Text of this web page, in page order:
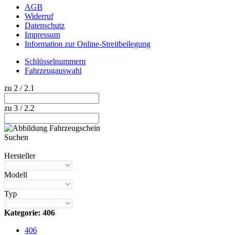
AGB
Widerruf
Datenschutz
Impressum
Information zur Online-Streitbeilegung
Schlüsselnummern
Fahrzeugauswahl
zu 2 / 2.1
zu 3 / 2.2
Suchen
Hersteller
Modell
Typ
Kategorie: 406
406